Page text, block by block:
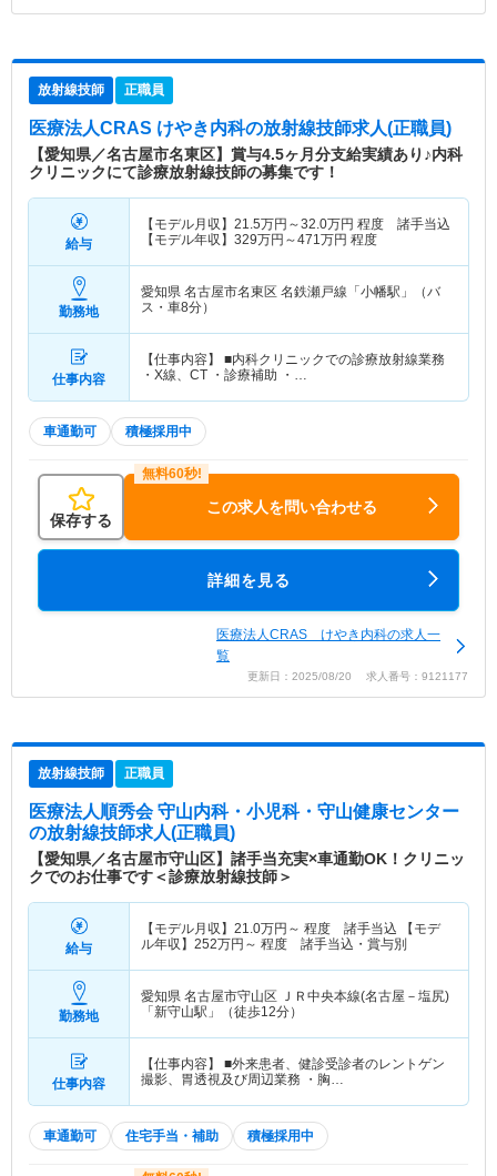
放射線技師 正職員
医療法人CRAS けやき内科の放射線技師求人(正職員)
【愛知県／名古屋市名東区】賞与4.5ヶ月分支給実績あり♪内科
クリニックにて診療放射線技師の募集です！
給与
【モデル月収】 21.5万円～32.0万円 程度 諸手当込
【モデル年収】 329万円～471万円 程度
勤務地
愛知県 名古屋市名東区 名鉄瀬戸線「小幡駅」（バ
ス・車8分）
仕事内容
【仕事内容】 ■内科クリニックでの診療放射線業務
・X線、CT ・診療補助 ・…
車通勤可 積極採用中
保存する
この求人を問い合わせる
詳細を見る
医療法人CRAS けやき内科の求人一
覧
更新日：2025/08/20 求人番号：9121177
放射線技師 正職員
医療法人順秀会 守山内科・小児科・守山健康センター
の放射線技師求人(正職員)
【愛知県／名古屋市守山区】諸手当充実×車通勤OK！クリニッ
クでのお仕事です＜診療放射線技師＞
給与
【モデル月収】 21.0万円～ 程度 諸手当込 【モデ
ル年収】 252万円～ 程度 諸手当込・賞与別
勤務地
愛知県 名古屋市守山区 ＪＲ中央本線(名古屋－塩尻)
「新守山駅」（徒歩12分）
仕事内容
【仕事内容】 ■外来患者、健診受診者のレントゲン
撮影、胃透視及び周辺業務 ・胸…
車通勤可 住宅手当・補助 積極採用中